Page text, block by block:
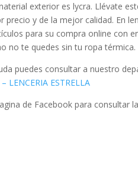
exterior es lycra. Llévate
precio y de la mejor calidad. En
para su compra online con
no te quedes sin tu ropa térmica.
puedes consultar a nuestro
LENCERIA ESTRELLA
de Facebook para consultar